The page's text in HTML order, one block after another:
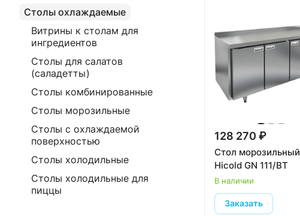
128 270 ₽
Стол морозильный
Hicold GN 111/BT
В наличии
Заказать
Столы охлаждаемые
Витрины к столам для
ингредиентов
Столы для салатов
(саладетты)
Столы комбинированные
Столы морозильные
Столы с охлаждаемой
поверхностью
Столы холодильные
Столы холодильные для
пиццы